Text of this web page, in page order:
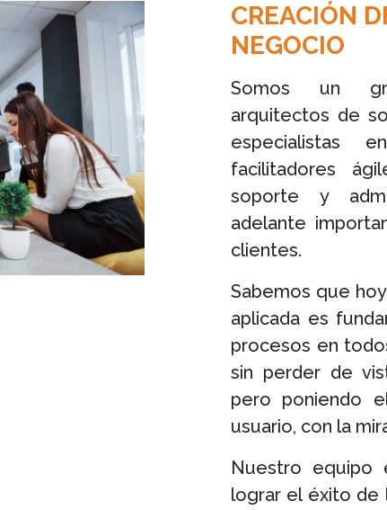
CREACIÓN
NEGOCIO
Somos un
arquitectos de
especialistas
facilitadores
soporte y
adelante
clientes.
Sabemos que
aplicada es
procesos en
sin perder de
pero poniendo
usuario, con la
Nuestro equipo
lograr el éxito de